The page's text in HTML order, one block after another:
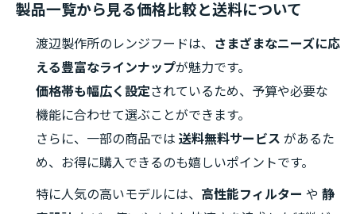
製品一覧から見る価格比較と送料について
渡辺製作所のレンジフードは、
さまざまなニーズに応
える豊富なラインナップが魅力です。
価格帯も幅広く設定されているため、予算や必要な
機能に合わせて選ぶことができます。
さらに、一部の商品では 送料無料サービス があるた
め、お得に購入できるのも嬉しいポイントです。
特に人気の高いモデルには、 高性能フィルター や 静